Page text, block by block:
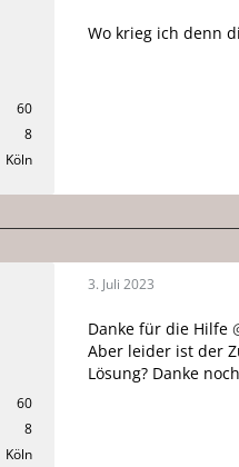
60
8
Köln
Wo krieg ich denn
60
8
Köln
3. Juli 2023
Danke für die Hilfe
Aber leider ist der
Lösung? Danke